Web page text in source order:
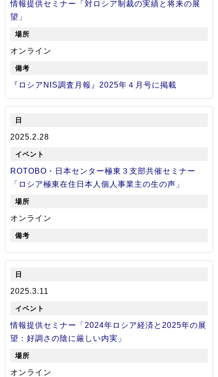
情報提供セミナー「対ロシア制裁の実績と将来の展
望」
オンライン
『ロシアNIS調査月報』2025年４月号に掲載
2025.2.28
ROTOBO・日本センター極東３支部共催セミナー
「ロシア極東在住日本人個人事業主の生の声」
オンライン
2025.3.11
情報提供セミナー「2024年ロシア経済と2025年の展
望：好調さの陰に厳しい内実」
オンライン